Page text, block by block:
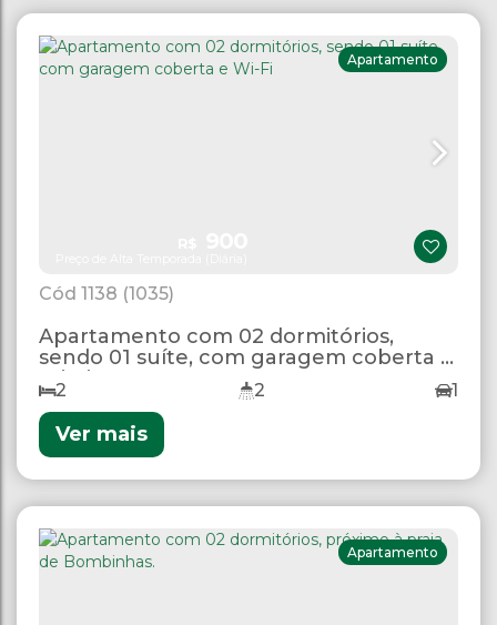
1138 (1035)
Apartamento
Apartamento com 02 dormitórios,
sendo 01 suíte, com garagem coberta e
Wi-Fi
2 2 1
Ver mais
Apartamento